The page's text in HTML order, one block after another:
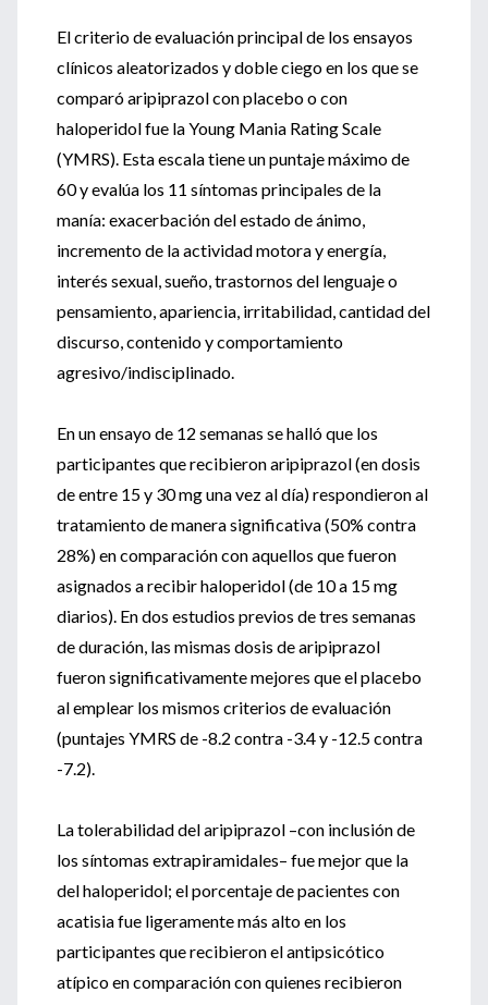
El criterio de evaluación principal de los ensayos
clínicos aleatorizados y doble ciego en los que se
comparó aripiprazol con placebo o con
haloperidol fue la Young Mania Rating Scale
(YMRS). Esta escala tiene un puntaje máximo de
60 y evalúa los 11 síntomas principales de la
manía: exacerbación del estado de ánimo,
incremento de la actividad motora y energía,
interés sexual, sueño, trastornos del lenguaje o
pensamiento, apariencia, irritabilidad, cantidad del
discurso, contenido y comportamiento
agresivo/indisciplinado.
En un ensayo de 12 semanas se halló que los
participantes que recibieron aripiprazol (en dosis
de entre 15 y 30 mg una vez al día) respondieron al
tratamiento de manera significativa (50% contra
28%) en comparación con aquellos que fueron
asignados a recibir haloperidol (de 10 a 15 mg
diarios). En dos estudios previos de tres semanas
de duración, las mismas dosis de aripiprazol
fueron significativamente mejores que el placebo
al emplear los mismos criterios de evaluación
(puntajes YMRS de -8.2 contra -3.4 y -12.5 contra
-7.2).
La tolerabilidad del aripiprazol –con inclusión de
los síntomas extrapiramidales– fue mejor que la
del haloperidol; el porcentaje de pacientes con
acatisia fue ligeramente más alto en los
participantes que recibieron el antipsicótico
atípico en comparación con quienes recibieron